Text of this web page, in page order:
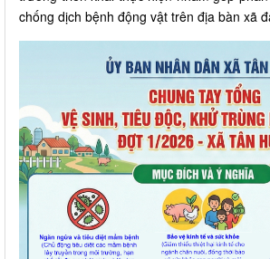
chống dịch bệnh động vật trên địa bàn xã